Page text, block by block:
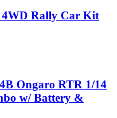
4WD Rally Car Kit
Ongaro RTR 1/14
w/ Battery &